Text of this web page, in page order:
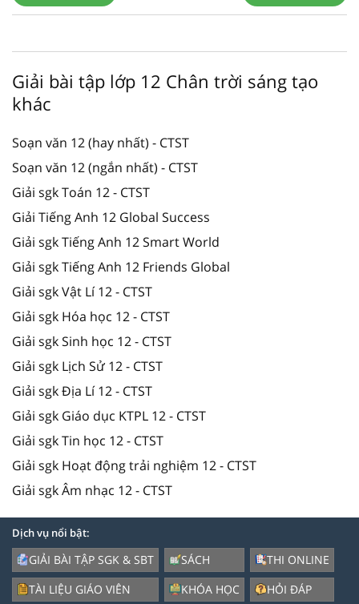
Giải bài tập lớp 12 Chân trời sáng tạo
khác
Soạn văn 12 (hay nhất) - CTST
Soạn văn 12 (ngắn nhất) - CTST
Giải sgk Toán 12 - CTST
Giải Tiếng Anh 12 Global Success
Giải sgk Tiếng Anh 12 Smart World
Giải sgk Tiếng Anh 12 Friends Global
Giải sgk Vật Lí 12 - CTST
Giải sgk Hóa học 12 - CTST
Giải sgk Sinh học 12 - CTST
Giải sgk Lịch Sử 12 - CTST
Giải sgk Địa Lí 12 - CTST
Giải sgk Giáo dục KTPL 12 - CTST
Giải sgk Tin học 12 - CTST
Giải sgk Hoạt động trải nghiệm 12 - CTST
Giải sgk Âm nhạc 12 - CTST
Dịch vụ nổi bật:
GIẢI BÀI TẬP SGK & SBT
TÀI LIỆU GIÁO VIÊN
SÁCH
KHÓA HỌC
THI ONLINE
HỎI ĐÁP